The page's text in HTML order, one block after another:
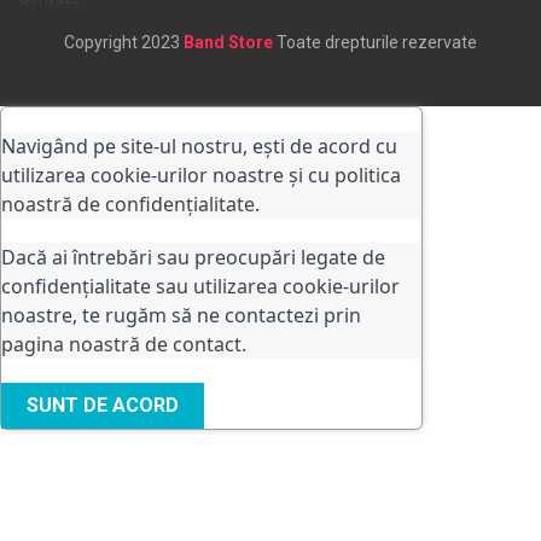
Copyright 2023 Band StoreToate drepturile rezervate
Navigând pe site-ul nostru, ești de acord cu
utilizarea cookie-urilor noastre și cu politica
noastră de confidențialitate.
Dacă ai întrebări sau preocupări legate de
confidențialitate sau utilizarea cookie-urilor
noastre, te rugăm să ne contactezi prin
pagina noastră de contact.
SUNT DE ACORD